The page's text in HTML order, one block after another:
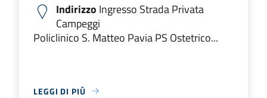
Indirizzo Ingresso Strada Privata
Campeggi
Policlinico S. Matteo Pavia PS Ostetrico...
LEGGI DI PIÙ